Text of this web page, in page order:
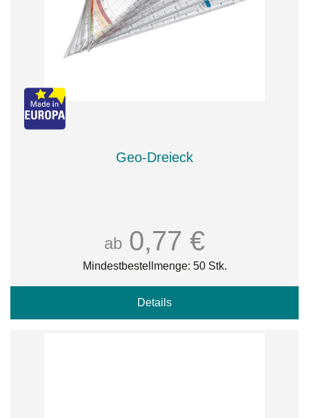
Geo-Dreieck
ab 0,77 €
Mindestbestellmenge: 50 Stk.
Details